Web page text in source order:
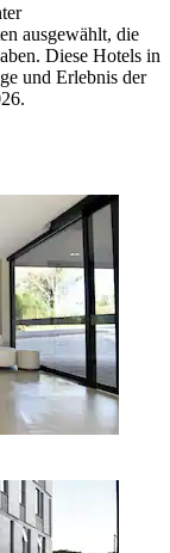
ausgewählt, die
Diese Hotels in
und Erlebnis der
.